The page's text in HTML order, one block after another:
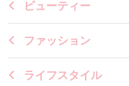
ビューティー
ファッション
ライフスタイル